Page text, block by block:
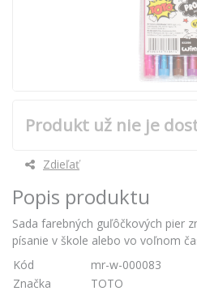
Produkt už nie je
Zdieľať
Popis produktu
Sada farebných guľôčkových pier
písanie v škole alebo vo voľnom
Kód
mr-w-000083
Značka
TOTO